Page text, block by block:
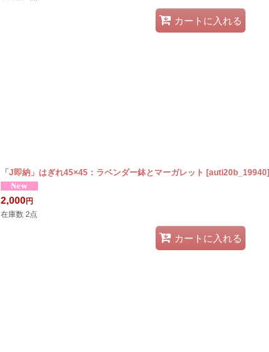
カートに入れる
「J即納」はぎれ45×45：ラベンダー鉢とマーガレット [auti20b_19940]
2,000円
在庫数 2点
カートに入れる